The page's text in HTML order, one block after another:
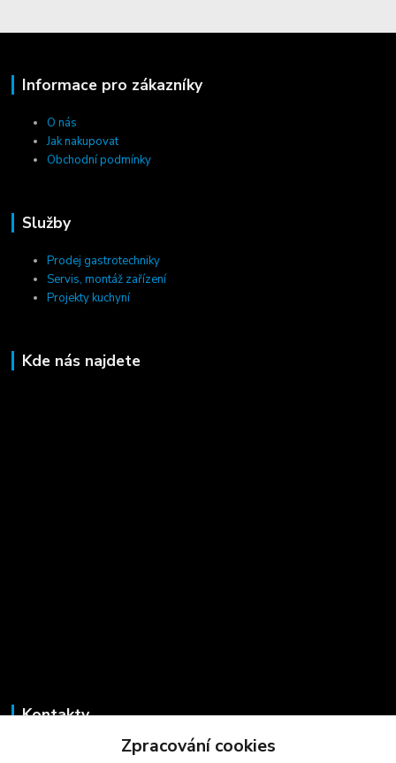
Informace pro zákazníky
O nás
Jak nakupovat
Obchodní podmínky
Služby
Prodej gastrotechniky
Servis, montáž zařízení
Projekty kuchyní
Kde nás najdete
Kontakty
Zpracování cookies